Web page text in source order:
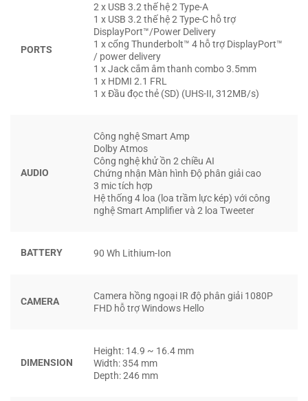
GPU NVIDIA® GEFORCE RTX™ 4070
Hỗ trợ Ray Tracing và DLSS 3.0
Đạt hiệu suất cao trong game và ứng dụng đồ họa
MÀN HÌNH ROG NEBULA OLED VỚI TẦN
SỐ QUÉT ĐỈNH CAO
PORTS
2 x USB 3.2 thế hệ 2 Type-A
1 x USB 3.2 thế hệ 2 Type-C hỗ trợ
DisplayPort™/Power Delivery
1 x cổng Thunderbolt™ 4 hỗ trợ DisplayPort™
/ power delivery
1 x Jack cắm âm thanh combo 3.5mm
1 x HDMI 2.1 FRL
1 x Đầu đọc thẻ (SD) (UHS-II, 312MB/s)
AUDIO
Công nghệ Smart Amp
Dolby Atmos
Công nghệ khử ồn 2 chiều AI
Chứng nhận Màn hình Độ phân giải cao
3 mic tích hợp
Hệ thống 4 loa (loa trầm lực kép) với công
nghệ Smart Amplifier và 2 loa Tweeter
BATTERY 90 Wh Lithium-Ion
CAMERA
Camera hồng ngoại IR độ phân giải 1080P
FHD hỗ trợ Windows Hello
DIMENSION
Height: 14.9 ~ 16.4 mm
Width: 354 mm
Depth: 246 mm